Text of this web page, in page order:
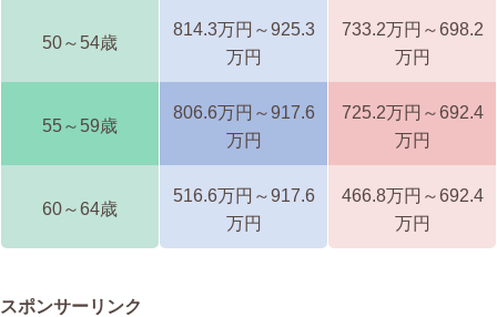
50～54歳
814.3万円～925.3
万円
733.2万円～698.2
万円
55～59歳
806.6万円～917.6
万円
725.2万円～692.4
万円
60～64歳
516.6万円～917.6
万円
466.8万円～692.4
万円
スポンサーリンク